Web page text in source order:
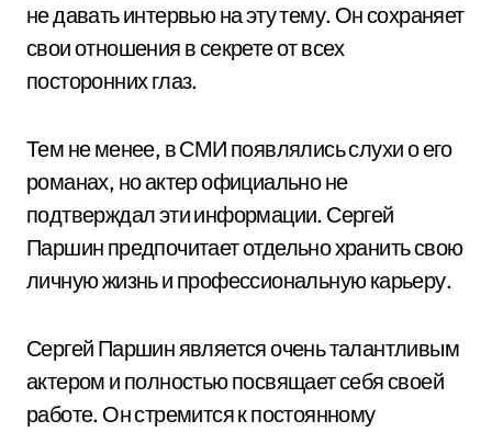
не давать интервью на эту тему. Он сохраняет
свои отношения в секрете от всех
посторонних глаз.
Тем не менее, в СМИ появлялись слухи о его
романах, но актер официально не
подтверждал эти информации. Сергей
Паршин предпочитает отдельно хранить свою
личную жизнь и профессиональную карьеру.
Сергей Паршин является очень талантливым
актером и полностью посвящает себя своей
работе. Он стремится к постоянному